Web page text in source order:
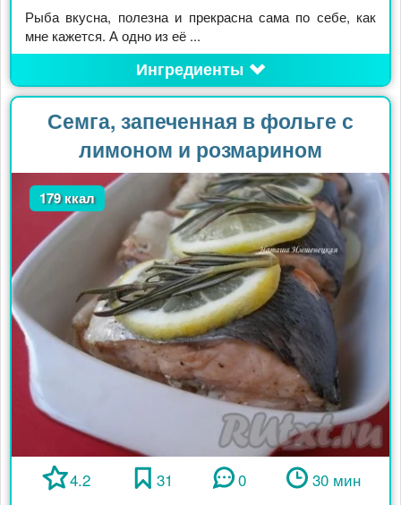
Рыба вкусна, полезна и прекрасна сама по себе, как
мне кажется. А одно из её ...
Ингредиенты
Семга, запеченная в фольге с
лимоном и розмарином
179 ккал
4.2 31 0 30 мин